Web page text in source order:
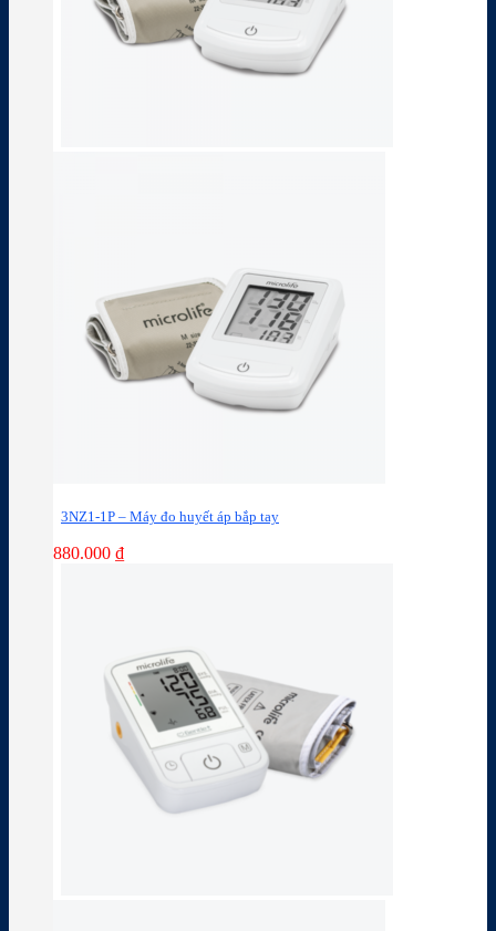
3NZ1-1P – Máy đo huyết áp bắp tay
880.000 ₫